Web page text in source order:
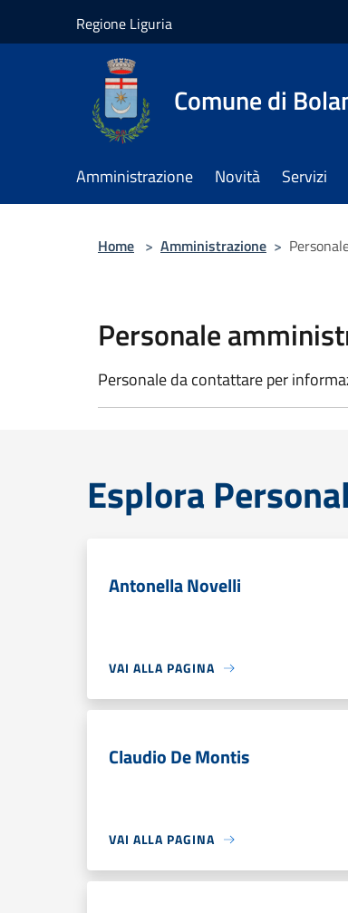
Regione Liguria
Comune di
Amministrazione Novità Servizi
Home > Amministrazione >
Personale
Personale da contattare per
Esplora
Antonella Novelli
VAI ALLA PAGINA
Claudio De Montis
VAI ALLA PAGINA